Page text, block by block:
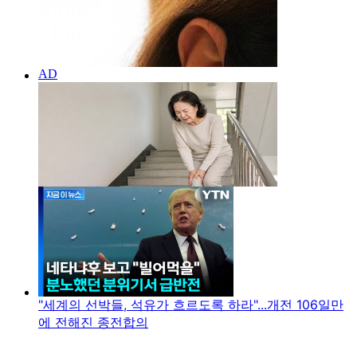
"세계의 선박들, 석유가 흐르도록 하라"...개전 106일만
에 전해진 종전합의